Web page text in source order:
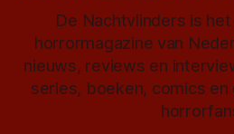
De Nachtvlinders is
horrormagazine van
nieuws, reviews en
series, boeken, comics en